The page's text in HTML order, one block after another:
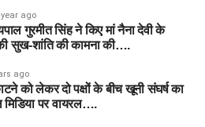
year ago
गुरमीत सिंह ने किए मां नैना देवी के
सुख-शांति की कामना की….
ago
को लेकर दो पक्षों के बीच खूनी संघर्ष का
मिडिया पर वायरल….